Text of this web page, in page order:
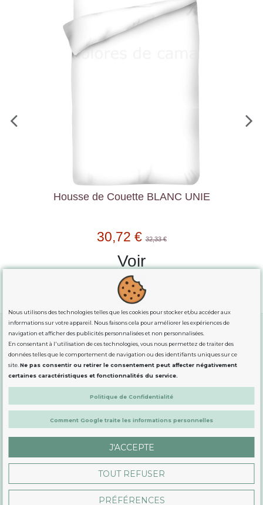
Housse de Couette BLANC UNIE
30,72 €32,33 €
Voir
GUIDE DES TAILLES
INFORMATION
DÉMARQUÉS
CONTACTEZ-NOUS PAR E-MAIL
Nous utilisons des technologies telles que les cookies pour stocker et/ou accéder aux
informations sur votre appareil. Nous faisons cela pour améliorer les expériences de
navigation et afficher des publicités personnalisées et non personnalisées.
En consentant à l'utilisation de ces technologies, vous nous permettez de traiter des
données telles que le comportement de navigation ou des identifiants uniques sur ce
site.Ne pas consentir ou retirer le consentement peut affecter négativement
certaines caractéristiques et fonctionnalités du service.
Politique de Confidentialité
Comment Google traite les informations personnelles
J'ACCEPTE
TOUT REFUSER
PRÉFÉRENCES